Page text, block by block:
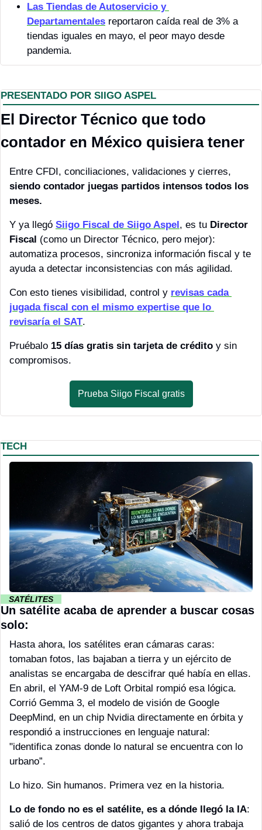
Las Tiendas de Autoservicio y
Departamentales reportaron caída real de 3% a
tiendas iguales en mayo, el peor mayo desde
pandemia.
PRESENTADO POR SIIGO ASPEL
El Director Técnico que todo
contador en México quisiera tener
siendo contador juegas partidos intensos todos los
meses.
Y ya llegó Siigo Fiscal de Siigo Aspel, es tu Director
Fiscal (como un Director Técnico, pero mejor):
automatiza procesos, sincroniza información fiscal y te
ayuda a detectar inconsistencias con más agilidad.
Con esto tienes visibilidad, control y revisas cada
jugada fiscal con el mismo expertise que lo
revisaría el SAT.
Pruébalo 15 días gratis sin tarjeta de crédito y sin
compromisos.
Prueba Siigo Fiscal gratis
TECH
SATÉLITES
Un satélite acaba de aprender a buscar cosas
solo:
Hasta ahora, los satélites eran cámaras caras:
tomaban fotos, las bajaban a tierra y un ejército de
analistas se encargaba de descifrar qué había en ellas.
En abril, el YAM-9 de Loft Orbital rompió esa lógica.
Corrió Gemma 3, el modelo de visión de Google
DeepMind, en un chip Nvidia directamente en órbita y
respondió a instrucciones en lenguaje natural:
"identifica zonas donde lo natural se encuentra con lo
urbano”.
Lo hizo. Sin humanos. Primera vez en la historia.
Lo de fondo no es el satélite, es a dónde llegó la IA:
salió de los centros de datos gigantes y ahora trabaja